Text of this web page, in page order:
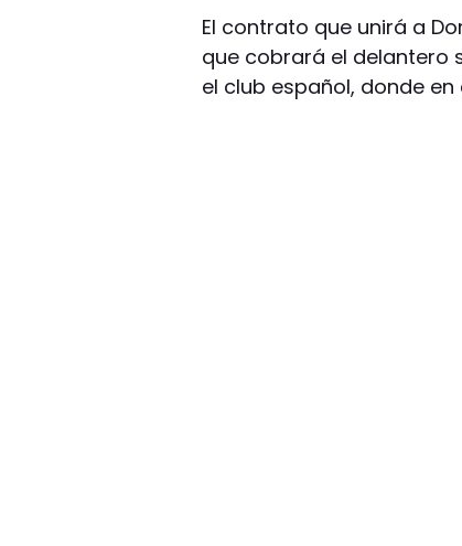
El contrato que unirá a
que cobrará el delantero
el club español, donde